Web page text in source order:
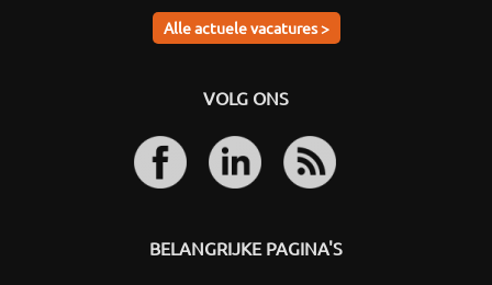
Alle actuele vacatures >
VOLG ONS
BELANGRIJKE PAGINA'S